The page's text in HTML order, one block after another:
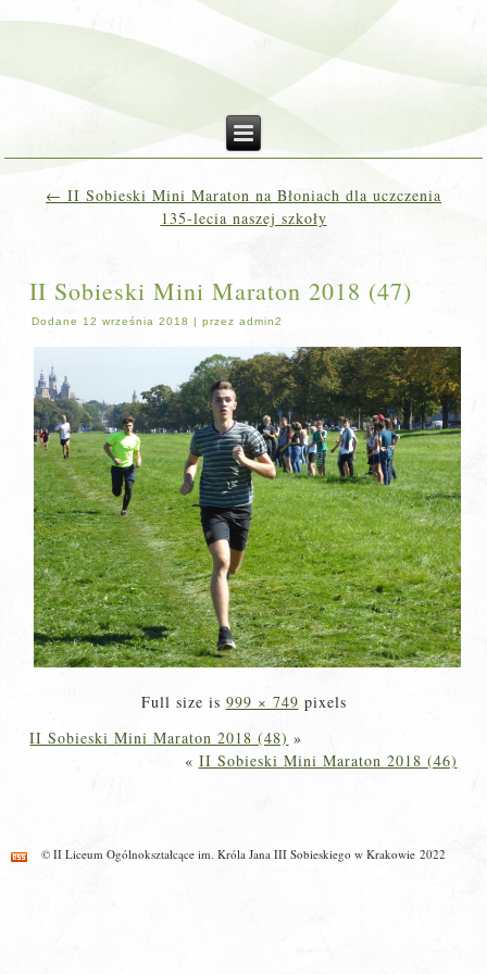
← II Sobieski Mini Maraton na Błoniach dla uczczenia
135-lecia naszej szkoły
II Sobieski Mini Maraton 2018 (47)
Dodane 12 września 2018 |przez admin2
Full size is 999 × 749 pixels
II Sobieski Mini Maraton 2018 (48) »
« II Sobieski Mini Maraton 2018 (46)
© II Liceum Ogólnokształcące im. Króla Jana III Sobieskiego w Krakowie 2022